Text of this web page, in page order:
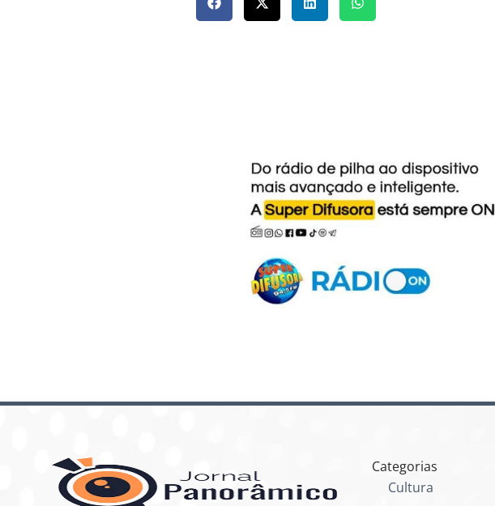
Categorias
Cultura